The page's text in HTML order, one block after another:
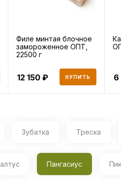
Филе минтая блочное
замороженное ОПТ,
22500 г
12 150 КУПИТЬ 6
Зубатка Треска
Пангасиус